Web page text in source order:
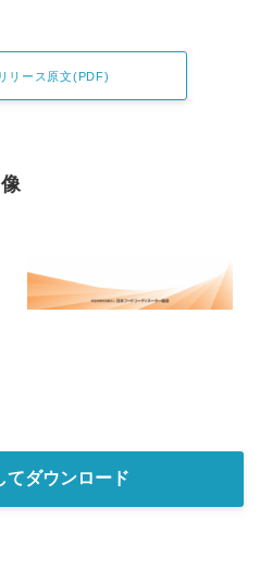
リース原文(PDF)
てダウンロード